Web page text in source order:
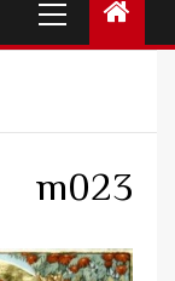
Menu
m023